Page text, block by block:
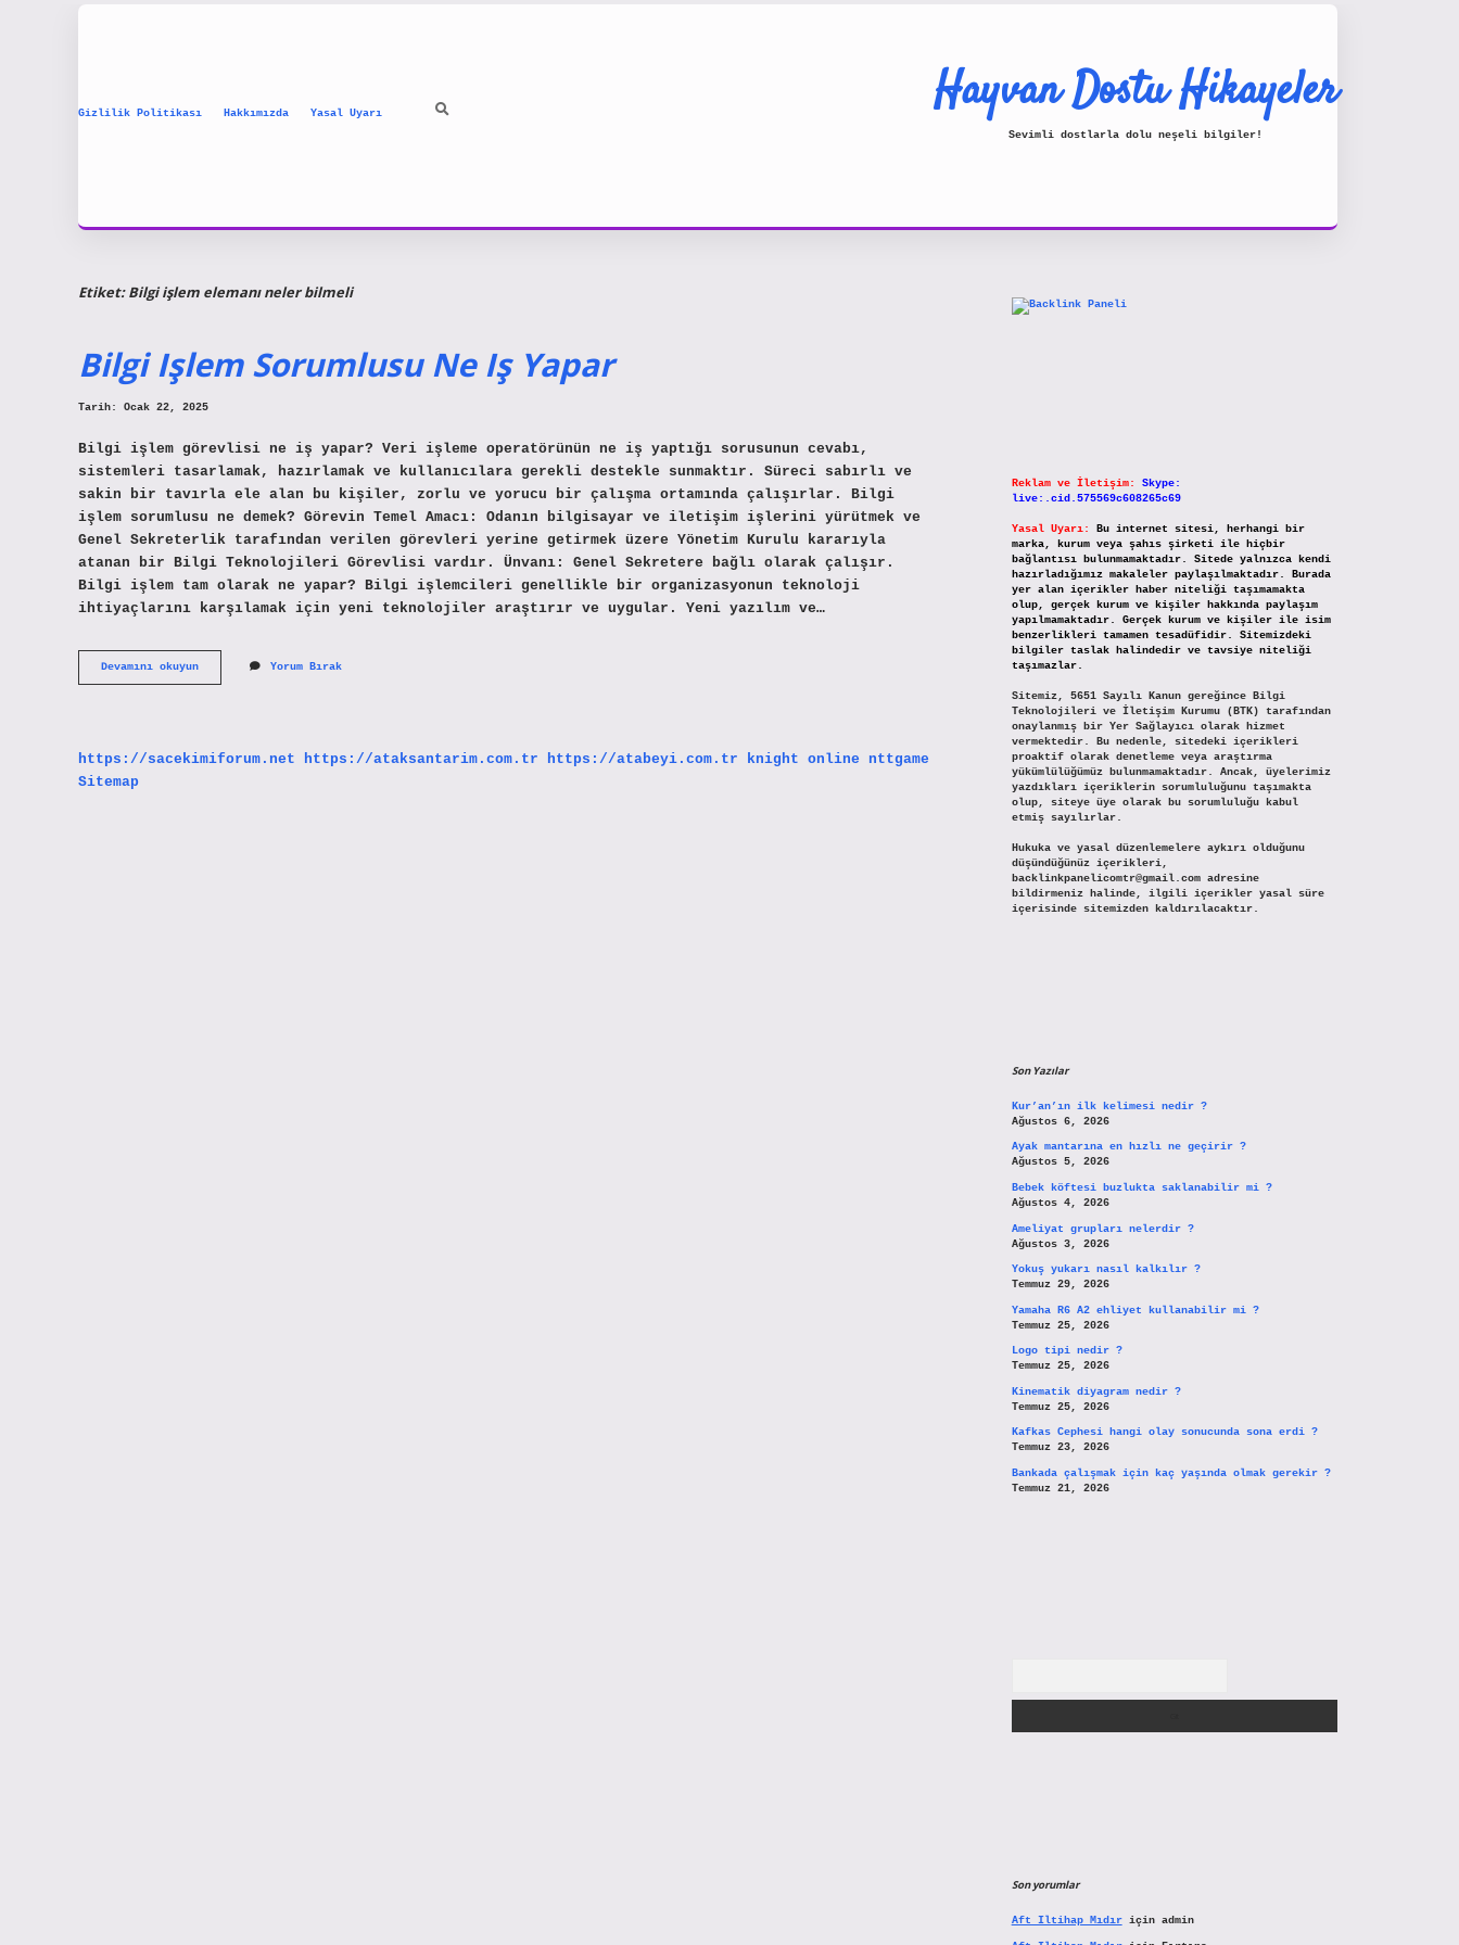
Gizlilik Politikası Hakkımızda Yasal Uyarı Hayvan Dostu Hikayeler
Sevimli dostlarla dolu neşeli bilgiler!
Etiket:Bilgi işlem elemanı neler bilmeli
Bilgi Işlem Sorumlusu Ne Iş Yapar
Tarih: Ocak 22, 2025
Bilgi işlem görevlisi ne iş yapar? Veri işleme operatörünün ne iş yaptığı sorusunun cevabı,
sistemleri tasarlamak, hazırlamak ve kullanıcılara gerekli destekle sunmaktır. Süreci sabırlı ve
sakin bir tavırla ele alan bu kişiler, zorlu ve yorucu bir çalışma ortamında çalışırlar. Bilgi
işlem sorumlusu ne demek? Görevin Temel Amacı: Odanın bilgisayar ve iletişim işlerini yürütmek ve
Genel Sekreterlik tarafından verilen görevleri yerine getirmek üzere Yönetim Kurulu kararıyla
atanan bir Bilgi Teknolojileri Görevlisi vardır. Ünvanı: Genel Sekretere bağlı olarak çalışır.
Bilgi işlem tam olarak ne yapar? Bilgi işlemcileri genellikle bir organizasyonun teknoloji
ihtiyaçlarını karşılamak için yeni teknolojiler araştırır ve uygular. Yeni yazılım ve…
Devamını okuyunBilgi
Işlem
Yorum Bırak
https://sacekimiforum.net https://ataksantarim.com.tr https://atabeyi.com.tr knight online nttgame
Sitemap
Reklam ve İletişim:
Skype:
live:.cid.575569c608265c69
Yasal Uyarı:
Bu internet sitesi, herhangi bir
marka, kurum veya şahıs şirketi ile hiçbir
bağlantısı bulunmamaktadır. Sitede yalnızca kendi
hazırladığımız makaleler paylaşılmaktadır. Burada
yer alan içerikler haber niteliği taşımamakta
olup, gerçek kurum ve kişiler hakkında paylaşım
yapılmamaktadır. Gerçek kurum ve kişiler ile isim
benzerlikleri tamamen tesadüfidir. Sitemizdeki
bilgiler taslak halindedir ve tavsiye niteliği
taşımazlar.
Sitemiz, 5651 Sayılı Kanun gereğince Bilgi
Teknolojileri ve İletişim Kurumu (BTK) tarafından
onaylanmış bir Yer Sağlayıcı olarak hizmet
vermektedir. Bu nedenle, sitedeki içerikleri
proaktif olarak denetleme veya araştırma
yükümlülüğümüz bulunmamaktadır. Ancak, üyelerimiz
yazdıkları içeriklerin sorumluluğunu taşımakta
olup, siteye üye olarak bu sorumluluğu kabul
etmiş sayılırlar.
Hukuka ve yasal düzenlemelere aykırı olduğunu
düşündüğünüz içerikleri,
backlinkpanelicomtr@gmail.comadresine
bildirmeniz halinde, ilgili içerikler yasal süre
içerisinde sitemizden kaldırılacaktır.
Son Yazılar
Kur’an’ın ilk kelimesi nedir ?
Ağustos 6, 2026
Ayak mantarına en hızlı ne geçirir ?
Ağustos 5, 2026
Bebek köftesi buzlukta saklanabilir mi ?
Ağustos 4, 2026
Ameliyat grupları nelerdir ?
Ağustos 3, 2026
Yokuş yukarı nasıl kalkılır ?
Temmuz 29, 2026
Yamaha R6 A2 ehliyet kullanabilir mi ?
Temmuz 25, 2026
Logo tipi nedir ?
Temmuz 25, 2026
Kinematik diyagram nedir ?
Temmuz 25, 2026
Kafkas Cephesi hangi olay sonucunda sona erdi ?
Temmuz 23, 2026
Bankada çalışmak için kaç yaşında olmak gerekir ?
Temmuz 21, 2026
Son yorumlar
Aft Iltihap Mıdıriçin admin